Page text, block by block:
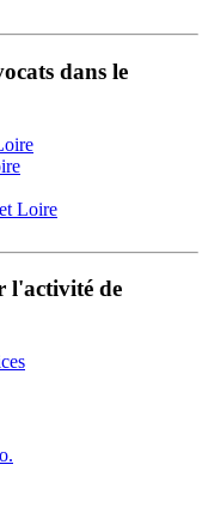
dans le
Loire
l'activité de